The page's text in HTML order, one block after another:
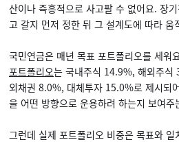
산이나 즉흥적으로 사고팔 수 없어요. 장
고 갈지 먼저 정한 뒤 그 설계도에 따라 움
국민연금은 매년 목표 포트폴리오를 세워
포트폴리오는 국내주식 14.9%, 해외주
외채권 8.0%, 대체투자 15.0%로 제시되
을 어떤 방향으로 운용하려 하는지 보여주
그런데 실제 포트폴리오 비중은 목표와